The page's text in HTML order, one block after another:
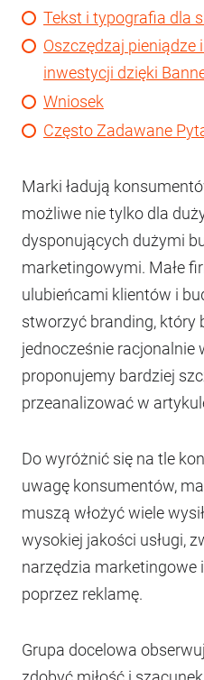
Tekst i typografia dla
Oszczędzaj pieniądze
inwestycji dzięki
Wniosek
Często Zadawane
Marki ładują
możliwe nie tylko dla
dysponujących dużymi
marketingowymi. Małe
ulubieńcami klientów i
stworzyć branding, który
jednocześnie racjonalnie
proponujemy bardziej
przeanalizować w
Do wyróżnić się na tle
uwagę konsumentów,
muszą włożyć wiele
wysokiej jakości usługi,
narzędzia
poprzez reklamę.
Grupa docelowa